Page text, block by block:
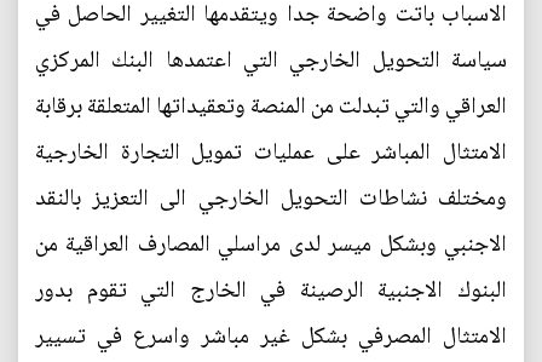
الاسباب باتت واضحة جدا ويتقدمها التغيير الحاصل في
سياسة التحويل الخارجي التي اعتمدها البنك المركزي
العراقي والتي تبدلت من المنصة وتعقيداتها المتعلقة برقابة
الامتثال المباشر على عمليات تمويل التجارة الخارجية
ومختلف نشاطات التحويل الخارجي الى التعزيز بالنقد
الاجنبي وبشكل ميسر لدى مراسلي المصارف العراقية من
البنوك الاجنبية الرصينة في الخارج التي تقوم بدور
الامتثال المصرفي بشكل غير مباشر واسرع في تسيير